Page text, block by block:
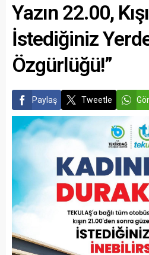
Yazın 22.00,
İstediğiniz
Özgürlüğü!”
Paylaş Tweetle